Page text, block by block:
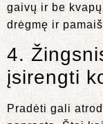
gaivų ir be
drėgmę ir
4.
įsirengti
Pradėti gali